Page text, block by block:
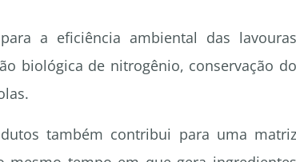
a eficiência ambiental das lavouras
biológica de nitrogênio, conservação do
também contribui para uma matriz